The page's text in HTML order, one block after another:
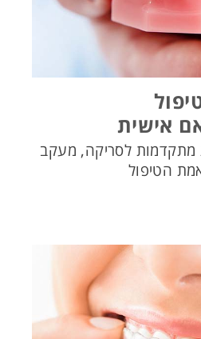
אישית
מתקדמות לסריקה, מעקב
הטיפול